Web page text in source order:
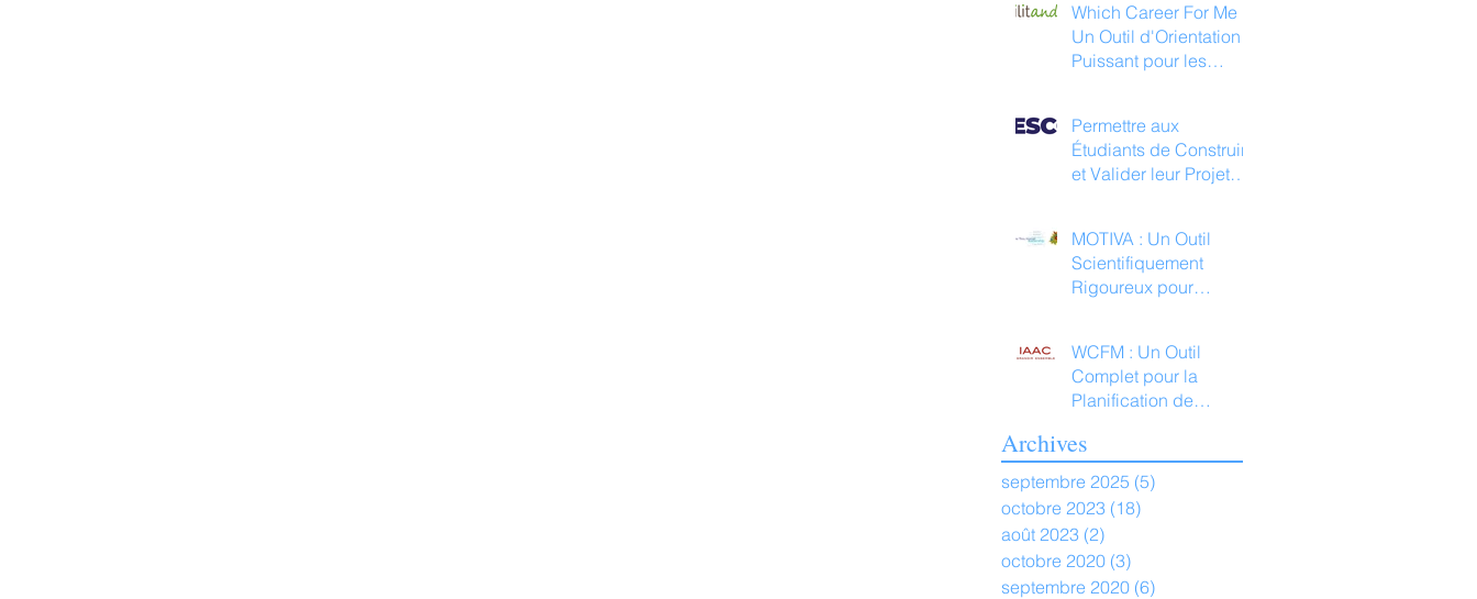
Which Career For Me :
Un Outil d'Orientation
Puissant pour les
Permettre aux
Étudiants de Construire
et Valider leur Projet
MOTIVA : Un Outil
Scientifiquement
Rigoureux pour
WCFM : Un Outil
Complet pour la
Planification de
Archives
septembre 2025 (5)
octobre 2023 (18)
août 2023 (2)
octobre 2020 (3)
septembre 2020 (6)